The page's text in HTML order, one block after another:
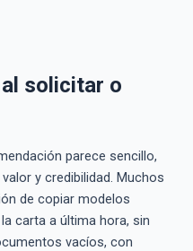
solicitar o
parece sencillo,
y credibilidad. Muchos
de copiar modelos
carta a última hora, sin
vacíos, con